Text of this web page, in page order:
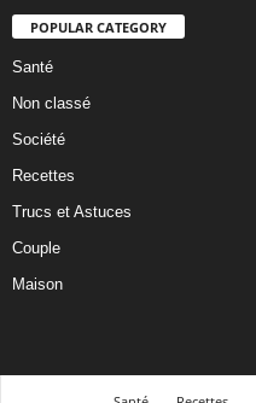
POPULAR CATEGORY
Santé
Non classé
Société
Recettes
Trucs et Astuces
Couple
Maison